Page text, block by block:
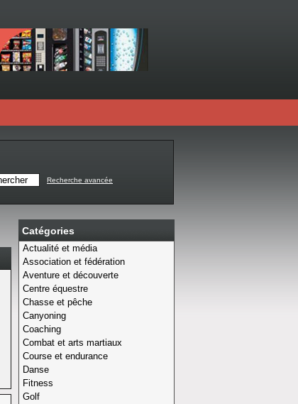
Recherche avancée
Catégories
Actualité et média
Association et fédération
Aventure et découverte
Centre équestre
Chasse et pêche
Canyoning
Coaching
Combat et arts martiaux
Course et endurance
Danse
Fitness
Golf